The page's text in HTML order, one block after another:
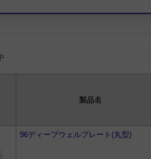
製品名
96ディープウェルプレート(丸型)